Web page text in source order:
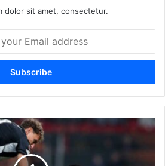
dolor sit amet, consectetur.